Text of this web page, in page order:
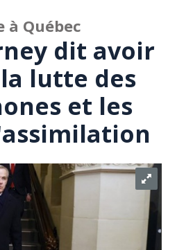
à Québec
dit avoir
lutte des
et les